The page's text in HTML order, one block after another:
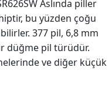
Aslında piller
bu yüzden çoğu
377 pil, 6,8 mm
düğme pil türüdür.
ve diğer küçük